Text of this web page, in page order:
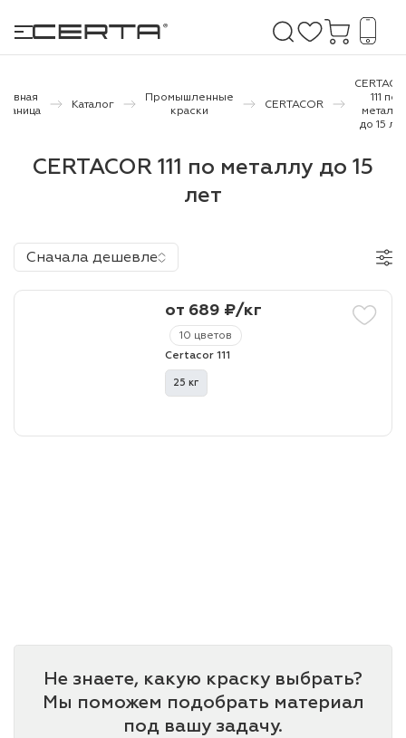
и дачи
бетону,
Каталог
Промышленные
краски
CERTACOR
111 по
металлу
до 15
CERTACOR 111 по металлу до 15
лет
Сначала дешевле
10 цветов
от 689 ₽/кг
Certacor 111
25 кг
Не знаете, какую краску выбрать?
Мы поможем подобрать материал
под вашу задачу.